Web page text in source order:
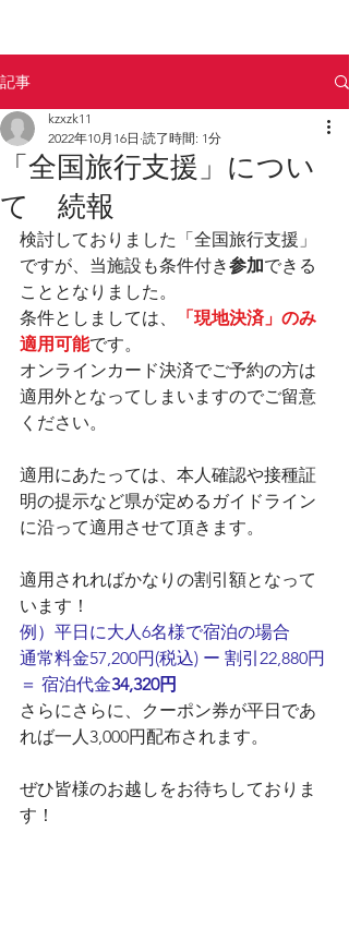
記事
「全国旅行支援」につい
て 続報
kzxzk11
2022年10月16日 読了時間: 1分
検討しておりました「全国旅行支援」
ですが、当施設も条件付き参加できる
こととなりました。
条件としましては、
「現地決済」のみ
適用可能です。
オンラインカード決済でご予約の方は
適用外となってしまいますのでご留意
ください。
適用にあたっては、本人確認や接種証
明の提示など県が定めるガイドライン
に沿って適用させて頂きます。
適用されればかなりの割引額となって
います！
例）平日に大人6名様で宿泊の場合
通常料金57,200円(税込) ー 割引22,880円
＝ 宿泊代金34,320円
さらにさらに、クーポン券が平日であ
れば一人3,000円配布されます。
ぜひ皆様のお越しをお待ちしておりま
す！